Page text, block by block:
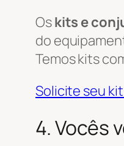
Oskits e
do
Temos kits
Solicite seu
4. Vocês